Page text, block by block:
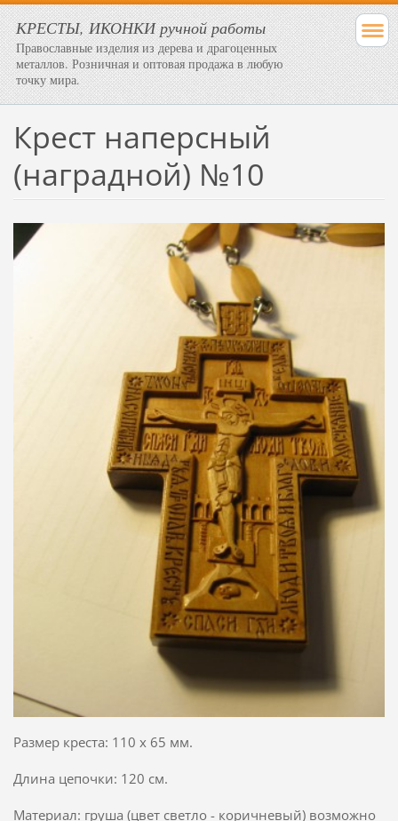
КРЕСТЫ, ИКОНКИ ручной работы
Православные изделия из дерева и драгоценных
металлов. Розничная и оптовая продажа в любую
точку мира.
Крест наперсный
(наградной) №10
Размер креста: 110 х 65 мм.
Длина цепочки: 120 см.
Материал: груша (цвет светло - коричневый) возможно